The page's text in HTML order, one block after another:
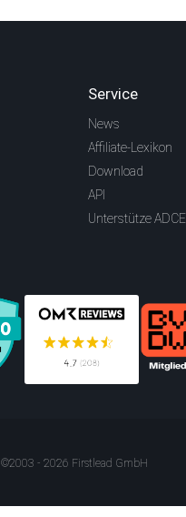
Service
News
Affiliate-Lexikon
Download
API
Unterstütze
©2003 - 2026 Firstlead GmbH